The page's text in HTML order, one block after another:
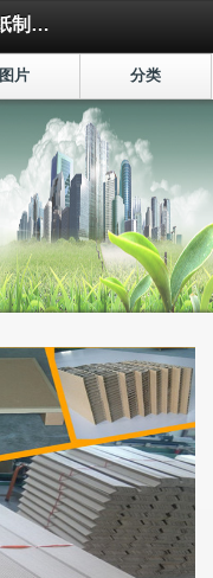
北京京东龙达蜂窝纸制品有限公司
图片 分类